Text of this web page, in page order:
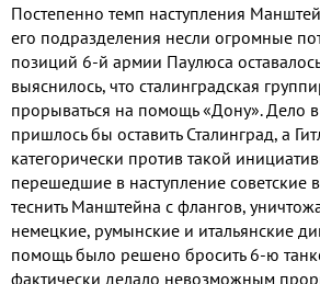
Постепенно темп наступления
его подразделения несли огромные
позиций 6-й армии Паулюса
выяснилось, что сталинградская
прорываться на помощь «Дону». Дело
пришлось бы оставить Сталинград, а
категорически против такой
перешедшие в наступление советские
теснить Манштейна с флангов,
немецкие, румынские и итальянские
помощь было решено бросить 6-ю
фактически делало невозможным